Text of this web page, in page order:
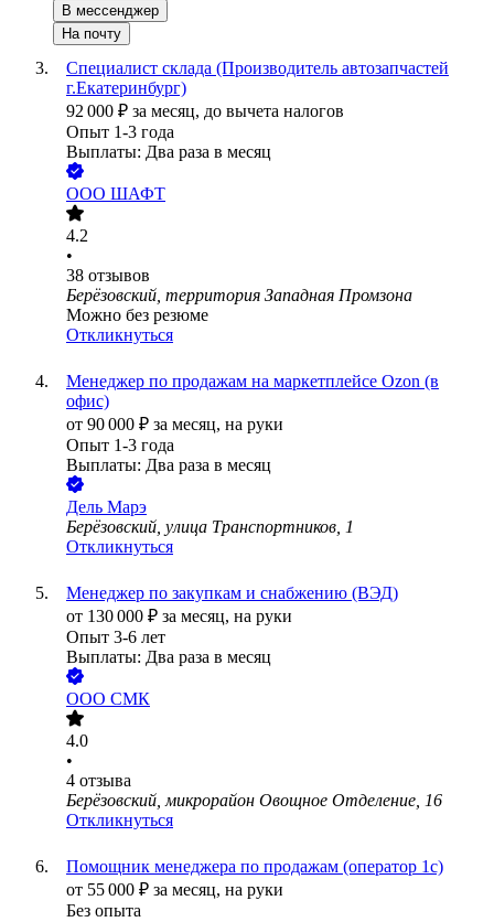
В мессенджер
На почту
Специалист склада (Производитель автозапчастей
г.Екатеринбург)
92 000 ₽ за месяц, до вычета налогов
Опыт 1-3 года
Выплаты: Два раза в месяц
ООО ШАФТ
4.2
•
38 отзывов
Берёзовский, территория Западная Промзона
Можно без резюме
Откликнуться
Менеджер по продажам на маркетплейсе Ozon (в
офис)
от 90 000 ₽ за месяц, на руки
Опыт 1-3 года
Выплаты: Два раза в месяц
Дель Марэ
Берёзовский, улица Транспортников, 1
Откликнуться
Менеджер по закупкам и снабжению (ВЭД)
от 130 000 ₽ за месяц, на руки
Опыт 3-6 лет
Выплаты: Два раза в месяц
ООО СМК
4.0
•
4 отзыва
Берёзовский, микрорайон Овощное Отделение, 16
Откликнуться
Помощник менеджера по продажам (оператор 1с)
от 55 000 ₽ за месяц, на руки
Без опыта